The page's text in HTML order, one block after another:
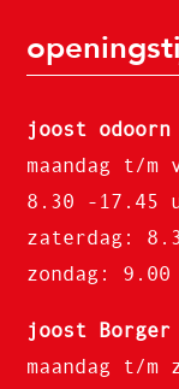
joost odoorn
maandag t/
8.30 -17.45
zaterdag:
zondag:
joost Borger
maandag t/m